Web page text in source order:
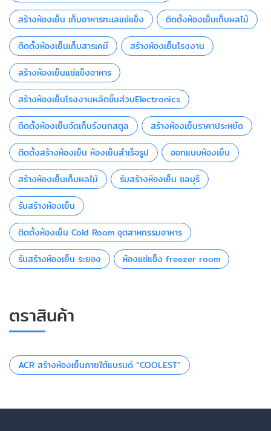
สร้างห้องเย็น เก็บอาหารทะเลแช่แข็ง
ติดตั้งห้องเย็นเก็บผลไม้
ติดตั้งห้องเย็นเก็บสารเคมี
สร้างห้องเย็นโรงงาน
สร้างห้องเย็นแช่แข็งอาหาร
สร้างห้องเย็นโรงงานผลิตชิ้นส่วนElectronics
ติดตั้งห้องเย็นจัดเก็บรังนกสตูล
สร้างห้องเย็นราคาประหยัด
ติดตั้งสร้างห้องเย็น ห้องเย็นสำเร็จรูป
ออกแบบห้องเย็น
สร้างห้องเย็นเก็บผลไม้
รับสร้างห้องเย็น ชลบุรี
รับสร้างห้องเย็น
ติดตั้งห้องเย็น Cold Room อุตสาหกรรมอาหาร
รับสร้างห้องเย็น ระยอง
ห้องแช่แข็ง freezer room
ตราสินค้า
ACR สร้างห้องเย็นภายใต้แบรนด์ “COOLEST”